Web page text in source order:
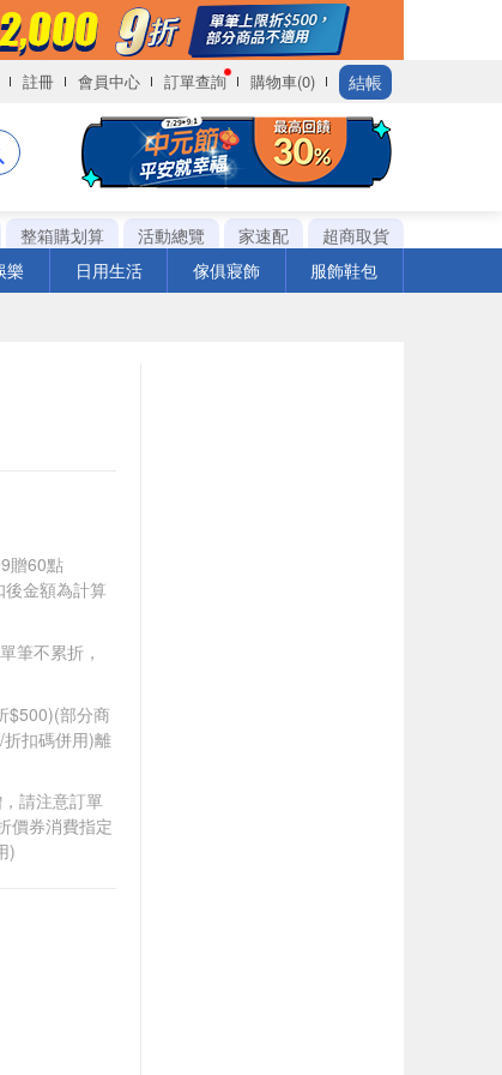
註冊 會員中心 訂單查詢 購物車(0) 結帳
整箱購划算 活動總覽 家速配
超商取貨
樂 日用生活 傢俱寢飾 服飾鞋包
贈60點
金額為計算
筆不累折，
$500)(部分商
扣碼併用)離
請注意訂單
價券消費指定
)